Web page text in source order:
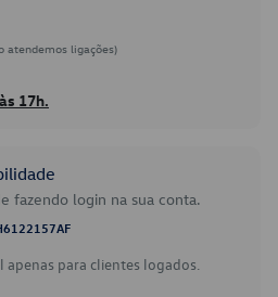
atendemos ligações)
17h.
fazendo login na sua conta.
para clientes logados.